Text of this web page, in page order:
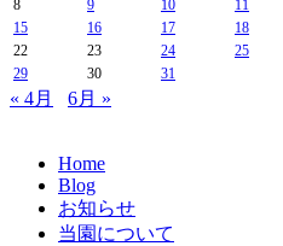
8
9 10 11
15
16 17 18
22
23 24 25
29
30 31
« 4月 6月 »
Home
Blog
お知らせ
当園について